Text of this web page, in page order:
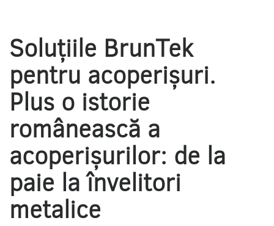
Soluțiile BrunTek
pentru acoperișuri.
Plus o istorie
românească a
acoperișurilor: de la
paie la învelitori
metalice